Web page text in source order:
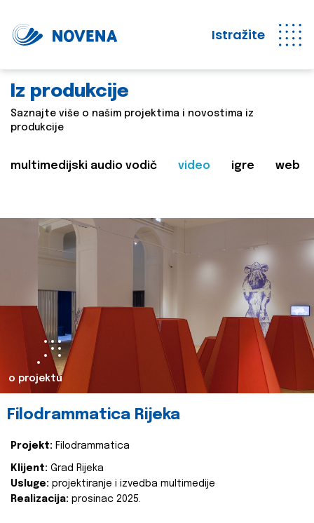
Istražite
Iz produkcije
Saznajte više o našim projektima i novostima iz
produkcije
multimedijski audio vodič video igre web
o projektu
Filodrammatica Rijeka
Projekt: Filodrammatica
Klijent: Grad Rijeka
Usluge: projektiranje i izvedba multimedije
Realizacija: prosinac 2025.